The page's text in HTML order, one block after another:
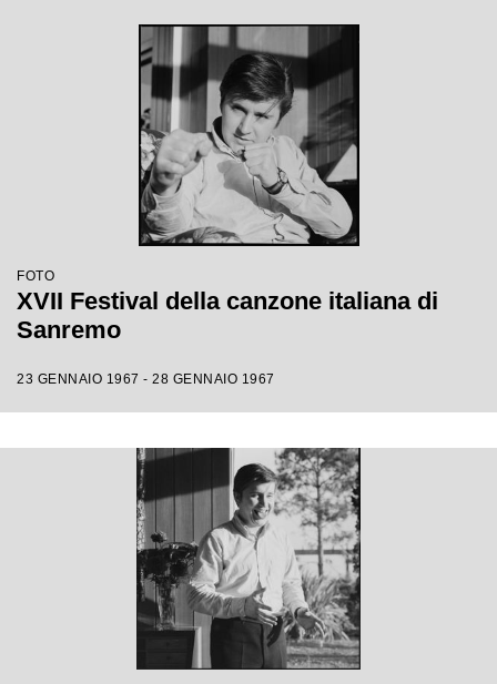
FOTO
XVII Festival della canzone italiana di
Sanremo
23 GENNAIO 1967 - 28 GENNAIO 1967